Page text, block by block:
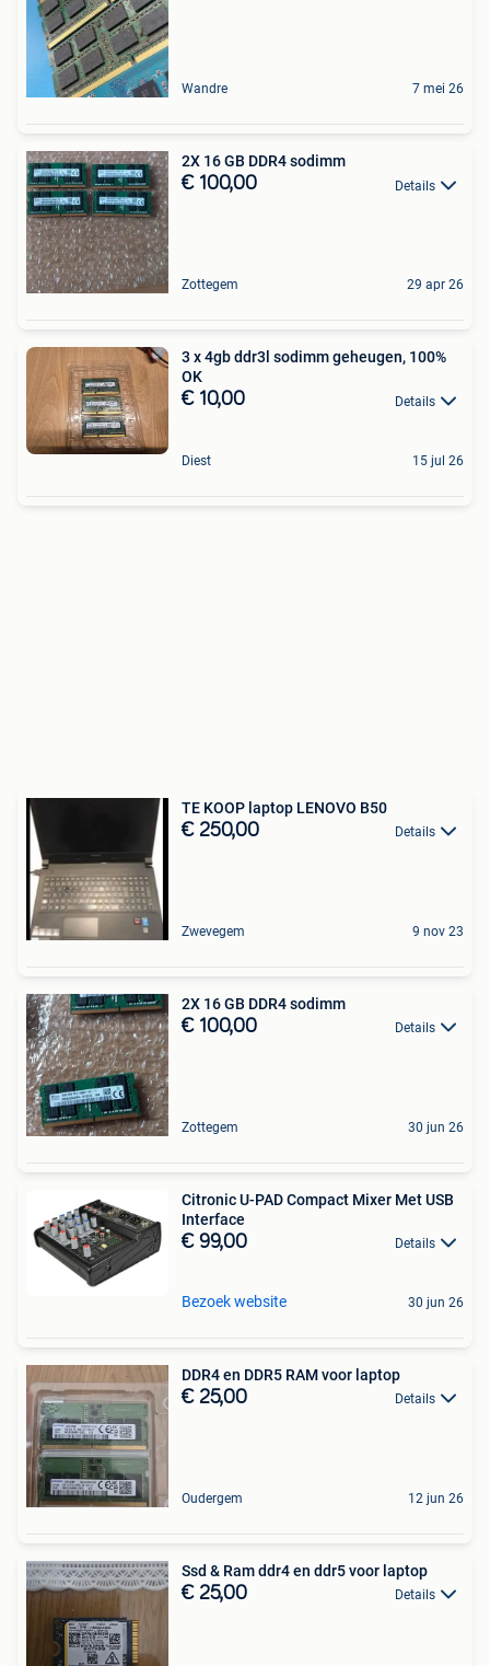
Wandre 7 mei 26
2X 16 GB DDR4 sodimm
€ 100,00 Details
Zottegem 29 apr 26
3 x 4gb ddr3l sodimm geheugen, 100%
OK
€ 10,00 Details
Diest 15 jul 26
TE KOOP laptop LENOVO B50
€ 250,00 Details
Zwevegem 9 nov 23
2X 16 GB DDR4 sodimm
€ 100,00 Details
Zottegem 30 jun 26
Citronic U-PAD Compact Mixer Met USB
Interface
€ 99,00 Details
Bezoek website 30 jun 26
DDR4 en DDR5 RAM voor laptop
€ 25,00 Details
Oudergem 12 jun 26
Ssd & Ram ddr4 en ddr5 voor laptop
€ 25,00 Details